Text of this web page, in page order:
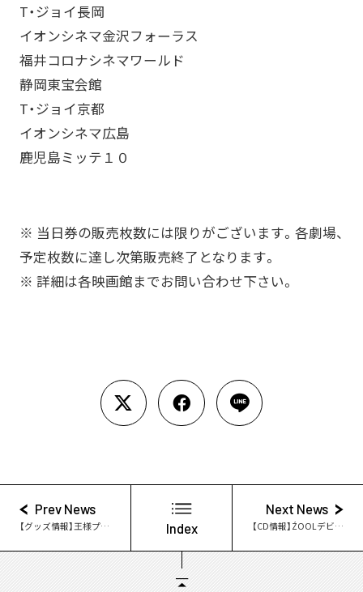
T・ジョイ長岡
イオンシネマ金沢フォーラス
福井コロナシネマワールド
静岡東宝会館
T・ジョイ京都
イオンシネマ広島
鹿児島ミッテ１０
※ 当日券の販売枚数には限りがございます。各劇場、
予定枚数に達し次第販売終了となります。
※ 詳細は各映画館までお問い合わせ下さい。
Prev News
【グッズ情報】王様プリンエコバッグ登場！ Index
Next News
【CD情報】ŹOOĻデビューシングル「Poisonous Gangster」 8月30日発売決定！